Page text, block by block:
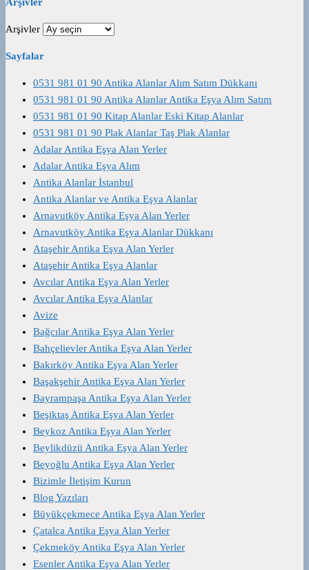
Arşivler
Sayfalar
0531 981 01 90 Antika Alanlar Alım Satım Dükkanı
0531 981 01 90 Antika Alanlar Antika Eşya Alım Satım
0531 981 01 90 Kitap Alanlar Eski Kitap Alanlar
0531 981 01 90 Plak Alanlar Taş Plak Alanlar
Adalar Antika Eşya Alan Yerler
Adalar Antika Eşya Alım
Antika Alanlar İstanbul
Antika Alanlar ve Antika Eşya Alanlar
Arnavutköy Antika Eşya Alan Yerler
Arnavutköy Antika Eşya Alanlar Dükkanı
Ataşehir Antika Eşya Alan Yerler
Ataşehir Antika Eşya Alanlar
Avcılar Antika Eşya Alan Yerler
Avcılar Antika Eşya Alanlar
Avize
Bağcılar Antika Eşya Alan Yerler
Bahçelievler Antika Eşya Alan Yerler
Bakırköy Antika Eşya Alan Yerler
Başakşehir Antika Eşya Alan Yerler
Bayrampaşa Antika Eşya Alan Yerler
Beşiktaş Antika Eşya Alan Yerler
Beykoz Antika Eşya Alan Yerler
Beylikdüzü Antika Eşya Alan Yerler
Beyoğlu Antika Eşya Alan Yerler
Bizimle İletişim Kurun
Blog Yazıları
Büyükçekmece Antika Eşya Alan Yerler
Çatalca Antika Eşya Alan Yerler
Çekmeköy Antika Eşya Alan Yerler
Esenler Antika Eşya Alan Yerler